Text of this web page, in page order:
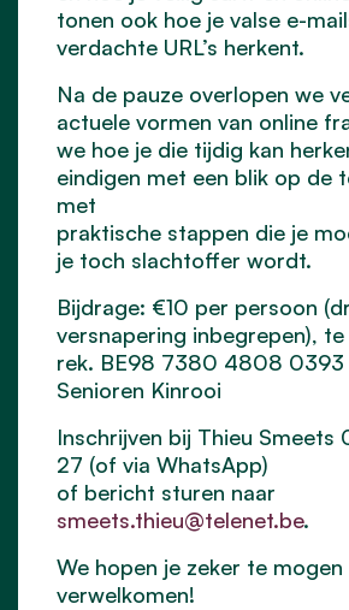
tonen ook hoe je valse e-
verdachte URL’s herkent.
Na de pauze overlopen we
actuele vormen van online
we hoe je die tijdig kan
eindigen met een blik op de
met
praktische stappen die je
je toch slachtoffer wordt.
Bijdrage: €10 per persoon
versnapering inbegrepen),
rek. BE98 7380 4808 0393
Senioren Kinrooi
Inschrijven bij Thieu Smeets
27 (of via WhatsApp)
of bericht sturen naar
smeets.thieu@telenet.be.
We hopen je zeker te mogen
verwelkomen!